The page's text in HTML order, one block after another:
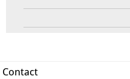
Contact